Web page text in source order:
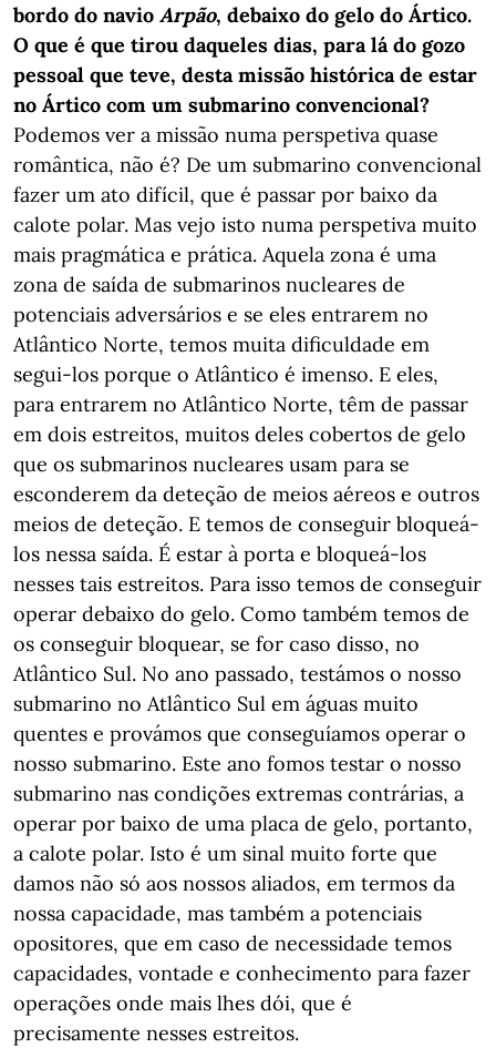
bordo do navio Arpão, debaixo do gelo do Ártico.
O que é que tirou daqueles dias, para lá do gozo
pessoal que teve, desta missão histórica de estar
no Ártico com um submarino convencional?
Podemos ver a missão numa perspetiva quase
romântica, não é? De um submarino convencional
fazer um ato difícil, que é passar por baixo da
calote polar. Mas vejo isto numa perspetiva muito
mais pragmática e prática. Aquela zona é uma
zona de saída de submarinos nucleares de
potenciais adversários e se eles entrarem no
Atlântico Norte, temos muita dificuldade em
segui-los porque o Atlântico é imenso. E eles,
para entrarem no Atlântico Norte, têm de passar
em dois estreitos, muitos deles cobertos de gelo
que os submarinos nucleares usam para se
esconderem da deteção de meios aéreos e outros
meios de deteção. E temos de conseguir bloqueá-
los nessa saída. É estar à porta e bloqueá-los
nesses tais estreitos. Para isso temos de conseguir
operar debaixo do gelo. Como também temos de
os conseguir bloquear, se for caso disso, no
Atlântico Sul. No ano passado, testámos o nosso
submarino no Atlântico Sul em águas muito
quentes e provámos que conseguíamos operar o
nosso submarino. Este ano fomos testar o nosso
submarino nas condições extremas contrárias, a
operar por baixo de uma placa de gelo, portanto,
a calote polar. Isto é um sinal muito forte que
damos não só aos nossos aliados, em termos da
nossa capacidade, mas também a potenciais
opositores, que em caso de necessidade temos
capacidades, vontade e conhecimento para fazer
operações onde mais lhes dói, que é
precisamente nesses estreitos.